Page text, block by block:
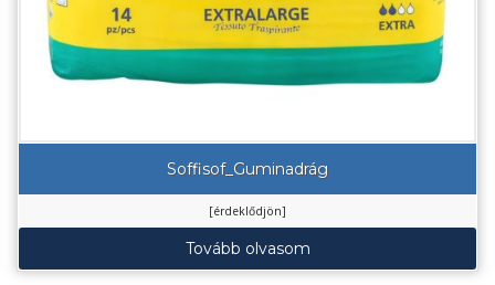
Soffisof_Guminadrág
[érdeklődjön]
Tovább olvasom